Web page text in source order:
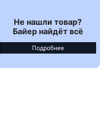
Не нашли товар?
Байер найдёт всё
Подробнее